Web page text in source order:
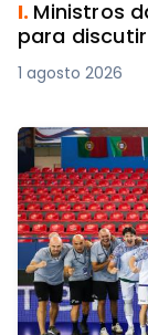
I. Ministros
para
1 agosto 2026